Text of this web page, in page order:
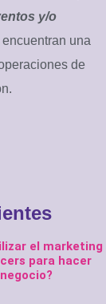
y/o
una
de
el marketing
para hacer